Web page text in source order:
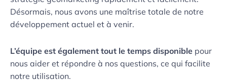
Désormais, nous avons une maîtrise totale de notre
développement actuel et à venir.
L’équipe est également tout le temps disponible pour
nous aider et répondre à nos questions, ce qui facilite
notre utilisation.